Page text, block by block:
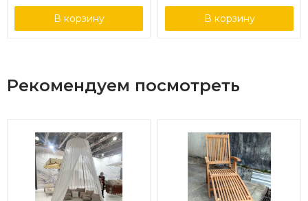
В корзину В корзину
Рекомендуем посмотреть